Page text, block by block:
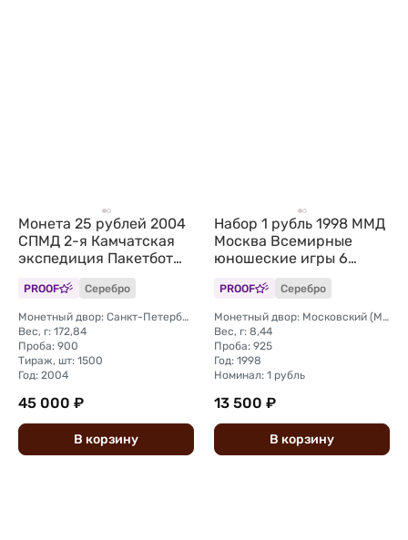
Монета 25 рублей 2004
СПМД 2-я Камчатская
экспедиция Пакетбот
Св. Петр, Павел
PROOF Серебро
Монетный двор: Санкт-Петербургский (СПМД)
Вес, г: 172,84
Проба: 900
Тираж, шт: 1500
Год: 2004
45 000 ₽
В корзину
Набор 1 рубль 1998 ММД
Москва Всемирные
юношеские игры 6
монет (без упаковки)
PROOF Серебро
Монетный двор: Московский (ММД)
Вес, г: 8,44
Проба: 925
Год: 1998
Номинал: 1 рубль
13 500 ₽
В корзину